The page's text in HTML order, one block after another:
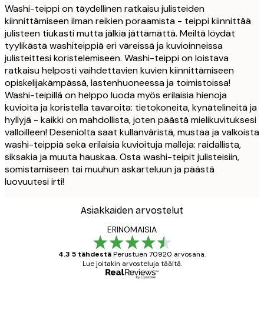
Washi-teippi on täydellinen ratkaisu julisteiden
kiinnittämiseen ilman reikien poraamista - teippi kiinnittää
julisteen tiukasti mutta jälkiä jättämättä. Meiltä löydät
tyylikästä washiteippiä eri väreissä ja kuvioinneissa
julisteittesi koristelemiseen. Washi-teippi on loistava
ratkaisu helposti vaihdettavien kuvien kiinnittämiseen
opiskelijakämpässä, lastenhuoneessa ja toimistoissa!
Washi-teipillä on helppo luoda myös erilaisia hienoja
kuvioita ja koristella tavaroita: tietokoneita, kynätelineitä ja
hyllyjä - kaikki on mahdollista, joten päästä mielikuvituksesi
valloilleen! Deseniolta saat kullanväristä, mustaa ja valkoista
washi-teippiä sekä erilaisia kuvioituja malleja: raidallista,
siksakia ja muuta hauskaa. Osta washi-teipit julisteisiin,
somistamiseen tai muuhun askarteluun ja päästä
luovuutesi irti!
Asiakkaiden arvostelut
ERINOMAISIA
4.3 5 tähdestäPerustuen 70920 arvosana.
Lue joitakin arvosteluja täältä.